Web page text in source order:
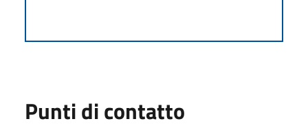
Punti di contatto